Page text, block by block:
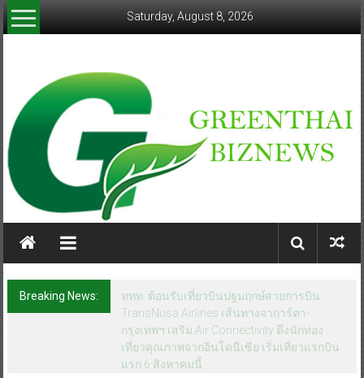
Skip
to
Saturday, August 8, 2026
greenthaibiznews.com
Breaking News:
ททท. ต้อนรับเที่ยวบินปฐมฤกษ์สายการบิน
TransNusa Airlines เส้นทางจาการ์ตา-
กรุงเทพฯ เสริม Air Connectivity ดึงนักท่อง
เที่ยวคุณภาพจากอินโดนีเซีย เริ่มเที่ยวแรกบิน
แรก 6 สิงหาคมนี้